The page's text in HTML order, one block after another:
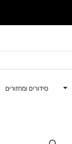
סידורים ומחזורים